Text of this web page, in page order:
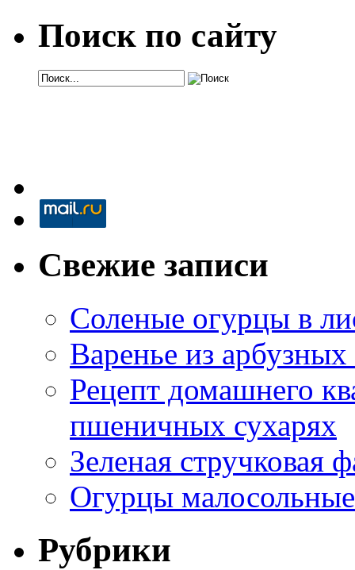
Поиск по сайту
Свежие записи
Соленые огурцы в
Варенье из
Рецепт домашнего
пшеничных сухарях
Зеленая стручковая
Огурцы
Рубрики